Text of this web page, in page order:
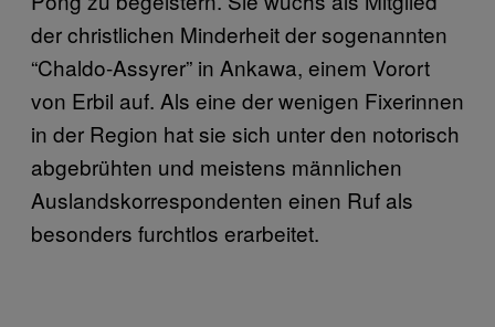
der christlichen Minderheit der sogenannten
“Chaldo-Assyrer” in Ankawa, einem Vorort
von Erbil auf. Als eine der wenigen Fixerinnen
in der Region hat sie sich unter den notorisch
abgebrühten und meistens männlichen
Auslandskorrespondenten einen Ruf als
besonders furchtlos erarbeitet.